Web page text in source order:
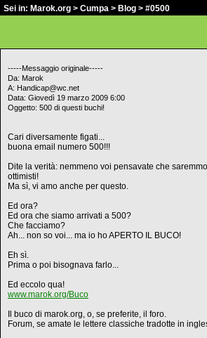
Sei in: Marok.org > Cumpa > Blog > #0500
-----Messaggio originale-----
Da: Marok
A: Handicap@wc.net
Data: Giovedì 19 marzo 2009 6:00
Oggetto: 500 di questi buchi!
Cari diversamente figati...
buona email numero 500!!!
Dite la verità: nemmeno voi pensavate che
ottimisti!
Ma sì, vi amo anche per questo.
Ed ora?
Ed ora che siamo arrivati a 500?
Che facciamo?
Ah... non so voi... ma io ho APERTO IL BUCO!
Eh sì.
Prima o poi bisognava farlo...
Ed eccolo qua!
www.marok.org/Buco
Il buco di marok.org, o, se preferite, il foro.
Forum, se amate le lettere classiche tradotte in